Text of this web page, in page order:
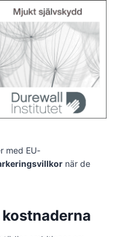
med EU-
när de